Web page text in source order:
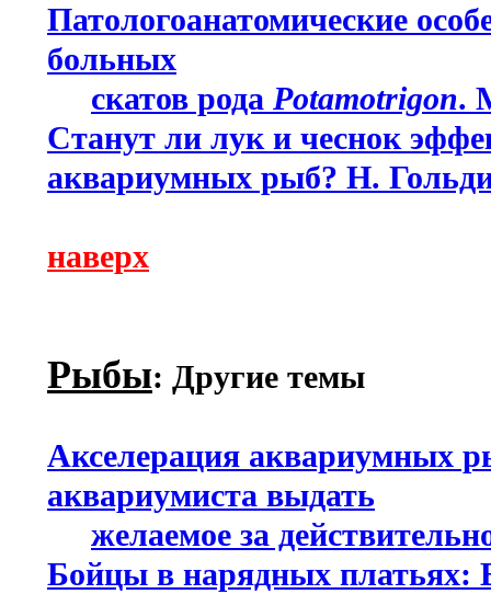
Патологоанатомические
больных
скатов рода Potamotrigon.
Станут ли лук и чеснок
аквариумных рыб? Н.
наверх
Рыбы: Другие темы
Акселерация аквариумных
аквариумиста выдать
желаемое за
Бойцы в нарядных платьях: